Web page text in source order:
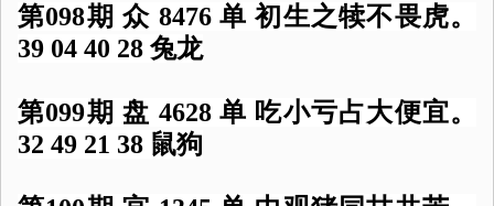
第098期 众 8476 单 初生之犊不畏虎。
39 04 40 28 兔龙
第099期 盘 4628 单 吃小亏占大便宜。
32 49 21 38 鼠狗